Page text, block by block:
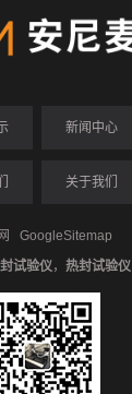
新闻中心
关于我们
GoogleSitemap
试验仪，热封试验仪